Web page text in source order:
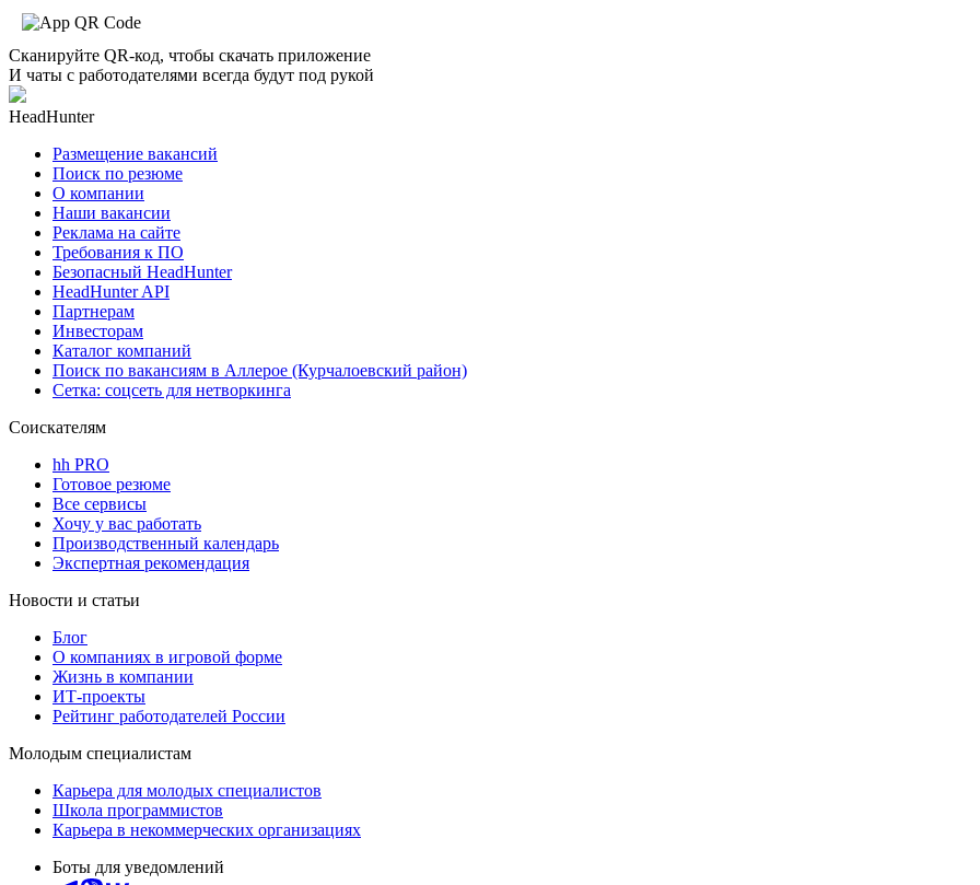
Сканируйте QR-код, чтобы скачать приложение
И чаты с работодателями всегда будут под рукой
HeadHunter
Размещение вакансий
Поиск по резюме
О компании
Наши вакансии
Реклама на сайте
Требования к ПО
Безопасный HeadHunter
HeadHunter API
Партнерам
Инвесторам
Каталог компаний
Поиск по вакансиям в Аллерое (Курчалоевский район)
Сетка: соцсеть для нетворкинга
Соискателям
hh PRO
Готовое резюме
Все сервисы
Хочу у вас работать
Производственный календарь
Экспертная рекомендация
Новости и статьи
Блог
О компаниях в игровой форме
Жизнь в компании
ИТ-проекты
Рейтинг работодателей России
Молодым специалистам
Карьера для молодых специалистов
Школа программистов
Карьера в некоммерческих организациях
Боты для уведомлений